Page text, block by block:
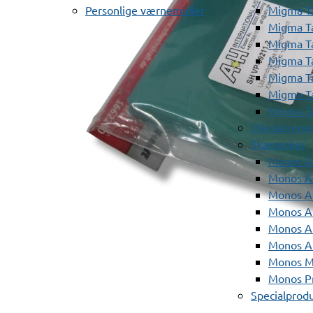
Personlige værnemidler
Migma
Migma
Migma
Migma
Migma
Migma
Migma
Skæreolier
Monos
Monos
Monos
Monos
Monos
Monos
Monos
Monos